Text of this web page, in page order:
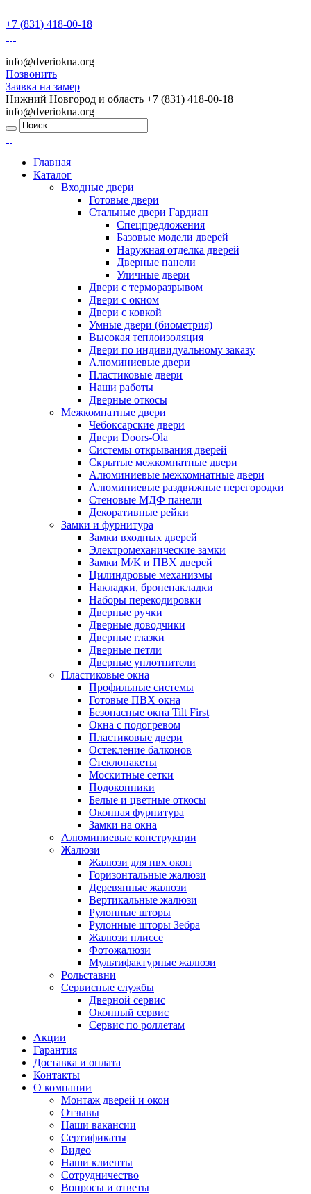
+7 (831) 418-00-18
info@dveriokna.org
Позвонить
Заявка на замер
Нижний Новгород и область +7 (831) 418-00-18
info@dveriokna.org
Главная
Каталог
Входные двери
Готовые двери
Стальные двери Гардиан
Спецпредложения
Базовые модели дверей
Наружная отделка дверей
Дверные панели
Уличные двери
Двери с терморазрывом
Двери с окном
Двери с ковкой
Умные двери (биометрия)
Высокая теплоизоляция
Двери по индивидуальному заказу
Алюминиевые двери
Пластиковые двери
Наши работы
Дверные откосы
Межкомнатные двери
Чебоксарские двери
Двери Doors-Ola
Системы открывания дверей
Скрытые межкомнатные двери
Алюминиевые межкомнатные двери
Алюминиевые раздвижные перегородки
Стеновые МДФ панели
Декоративные рейки
Замки и фурнитура
Замки входных дверей
Электромеханические замки
Замки М/К и ПВХ дверей
Цилиндровые механизмы
Накладки, броненакладки
Наборы перекодировки
Дверные ручки
Дверные доводчики
Дверные глазки
Дверные петли
Дверные уплотнители
Пластиковые окна
Профильные системы
Готовые ПВХ окна
Безопасные окна Tilt First
Окна с подогревом
Пластиковые двери
Остекление балконов
Стеклопакеты
Москитные сетки
Подоконники
Белые и цветные откосы
Оконная фурнитура
Замки на окна
Алюминиевые конструкции
Жалюзи
Жалюзи для пвх окон
Горизонтальные жалюзи
Деревянные жалюзи
Вертикальные жалюзи
Рулонные шторы
Рулонные шторы Зебра
Жалюзи плиссе
Фотожалюзи
Мультифактурные жалюзи
Рольставни
Сервисные службы
Дверной сервис
Оконный сервис
Сервис по роллетам
Акции
Гарантия
Доставка и оплата
Контакты
О компании
Монтаж дверей и окон
Отзывы
Наши вакансии
Сертификаты
Видео
Наши клиенты
Сотрудничество
Вопросы и ответы